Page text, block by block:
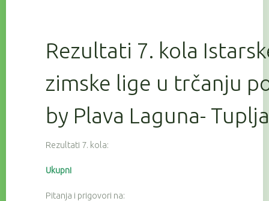
Rezultati 7. kola
zimske lige u trčanju
by Plava Laguna-
Rezultati 7. kola:
Ukupni
Pitanja i prigovori na: